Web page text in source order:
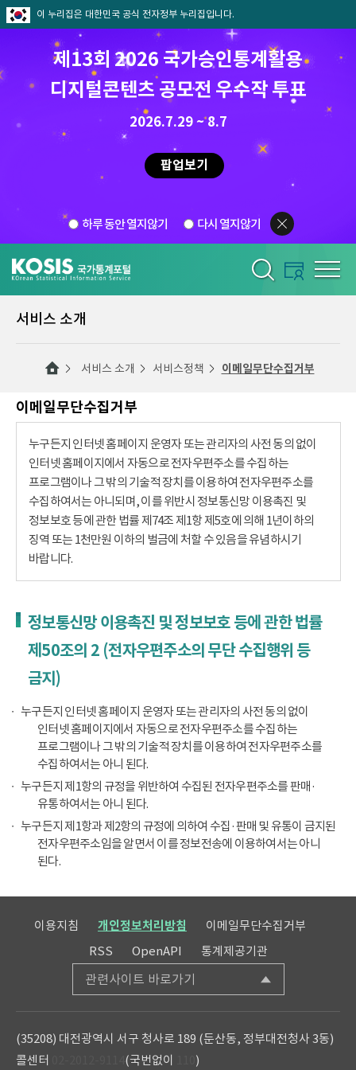
이 누리집은 대한민국 공식 전자정부 누리집입니다.
제13회 2026 국가승인통계활용
디지털콘텐츠 공모전 우수작 투표
2026.7.29 ~ 8.7
팝업보기
하루 동안 열지않기 다시 열지않기
서비스 소개
서비스 소개 서비스정책 이메일무단수집거부
이메일무단수집거부
누구든지 인터넷 홈페이지 운영자 또는 관리자의 사전 동의 없이
인터넷 홈페이지에서 자동으로 전자우편주소를 수집하는
프로그램이나 그 밖의 기술적 장치를 이용하여 전자우편주소를
수집하여서는 아니되며, 이를 위반시 정보통신망 이용촉진 및
정보보호 등에 관한 법률 제74조 제1항 제5호에 의해 1년이하의
징역 또는 1천만원 이하의 벌금에 처할 수 있음을 유념하시기
바랍니다.
정보통신망 이용촉진 및 정보보호 등에 관한 법률
제50조의 2 (전자우편주소의 무단 수집행위 등
금지)
누구든지 인터넷 홈페이지 운영자 또는 관리자의 사전 동의 없이
인터넷 홈페이지에서 자동으로 전자우편주소를 수집하는
프로그램이나 그 밖의 기술적 장치를 이용하여 전자우편주소를
수집하여서는 아니 된다.
누구든지 제1항의 규정을 위반하여 수집된 전자우편주소를 판매·
유통하여서는 아니 된다.
누구든지 제1항과 제2항의 규정에 의하여 수집·판매 및 유통이 금지된
전자우편주소임을 알면서 이를 정보전송에 이용하여서는 아니
된다.
이용지침 개인정보처리방침
이메일무단수집거부
RSS
OpenAPI 통계제공기관
관련사이트 바로가기
(35208) 대전광역시 서구 청사로 189 (둔산동, 정부대전청사 3동)
콜센터
(국번없이 )